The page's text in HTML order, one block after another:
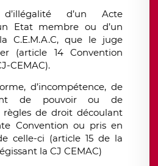
d’illégalité d’un Acte
Etat membre ou d’un
C.E.M.A.C, que le juge
(article 14 Convention
CEMAC).
d’incompétence, de
de pouvoir ou de
règles de droit découlant
Convention ou pris en
celle-ci (article 15 de la
la CJ CEMAC)